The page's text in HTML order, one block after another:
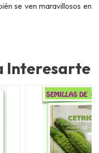
se ven maravillosos en
Interesarte